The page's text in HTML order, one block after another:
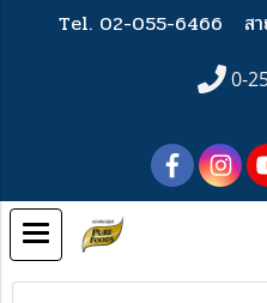
Tel. 02-055-6466 ส
0-